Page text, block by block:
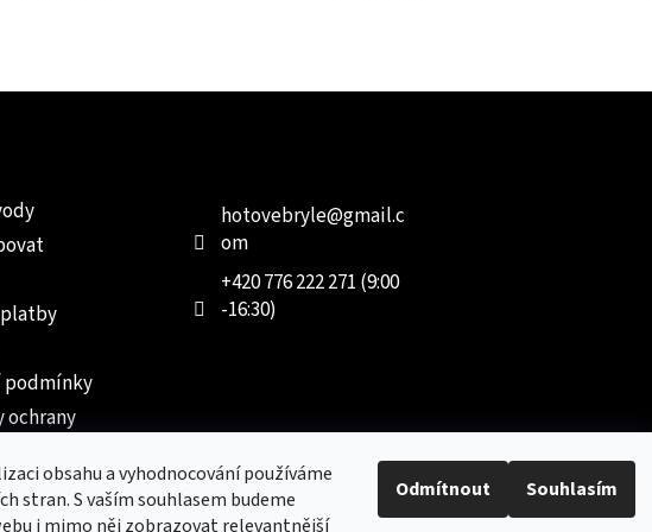
obsahu a vyhodnocování používáme
stran. S vaším souhlasem budeme
i mimo něj zobrazovat relevantnější
Odmítnout Souhlasím
podmínky
ochrany
hotovebryle@gmail.c
om
+420 776 222 271 (9:00
-16:30)